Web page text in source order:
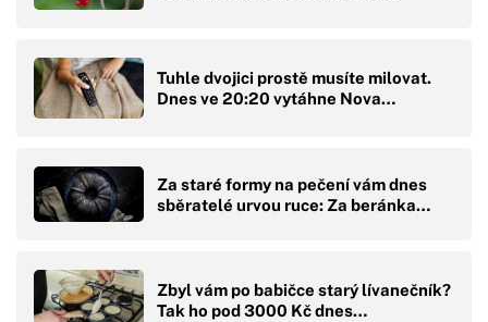
Tuhle dvojici prostě musíte milovat.
Dnes ve 20:20 vytáhne Nova…
Za staré formy na pečení vám dnes
sběratelé urvou ruce: Za beránka…
Zbyl vám po babičce starý lívanečník?
Tak ho pod 3000 Kč dnes…